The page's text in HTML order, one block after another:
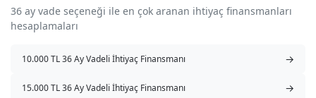
36 ay vade seçeneği ile en çok aranan ihtiyaç finansmanları
hesaplamaları
10.000 TL 36 Ay Vadeli İhtiyaç Finansmanı →
15.000 TL 36 Ay Vadeli İhtiyaç Finansmanı →